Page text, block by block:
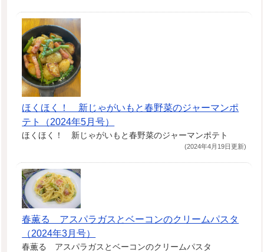
ほくほく！ 新じゃがいもと春野菜のジャーマンポ
テト（2024年5月号）
ほくほく！ 新じゃがいもと春野菜のジャーマンポテト
(2024年4月19日更新)
春薫る アスパラガスとベーコンのクリームパスタ
（2024年3月号）
春薫る アスパラガスとベーコンのクリームパスタ